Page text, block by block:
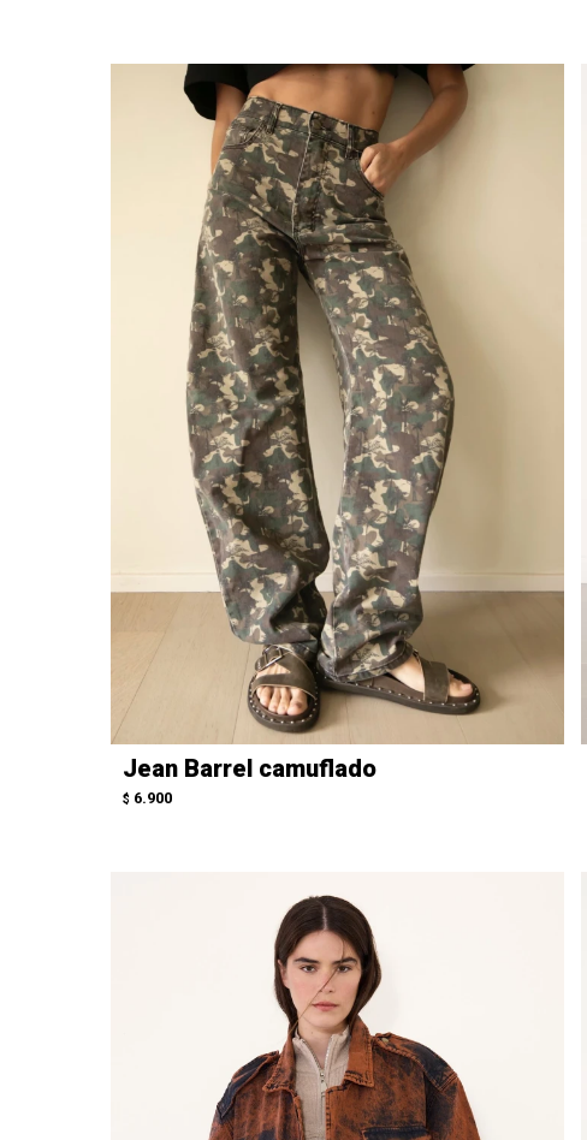
Jean Barrel camuflado
$ 6.900